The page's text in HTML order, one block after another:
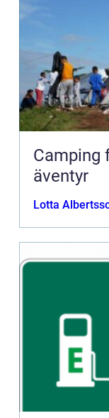
Camping frihet, natur och enkla
äventyr
Lotta